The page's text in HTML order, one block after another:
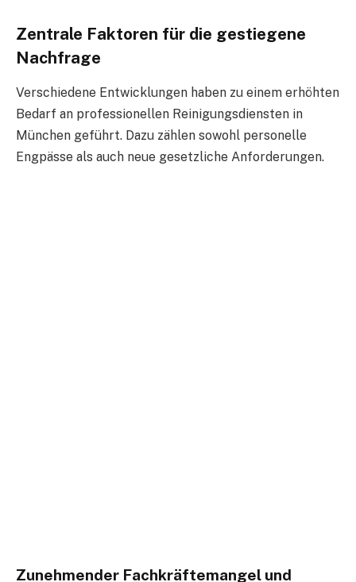
Zentrale Faktoren für die gestiegene
Nachfrage
Verschiedene Entwicklungen haben zu einem erhöhten
Bedarf an professionellen Reinigungsdiensten in
München geführt. Dazu zählen sowohl personelle
Engpässe als auch neue gesetzliche Anforderungen.
Zunehmender Fachkräftemangel und